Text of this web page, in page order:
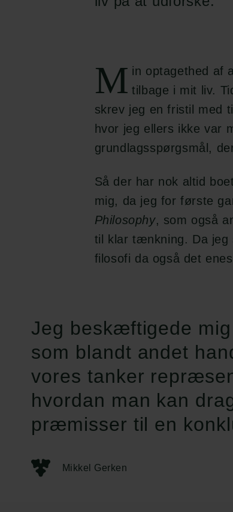
M in optagethed af
tilbage i mit liv.
skrev jeg en fristil med
hvor jeg ellers ikke var
grundlagsspørgsmål,
Så der har nok altid
mig, da jeg for første
Philosophy, som også
til klar tænkning. Da jeg
filosofi da også det
Jeg beskæftigede
som blandt andet
vores tanker
hvordan man kan
præmisser til en
Mikkel Gerken